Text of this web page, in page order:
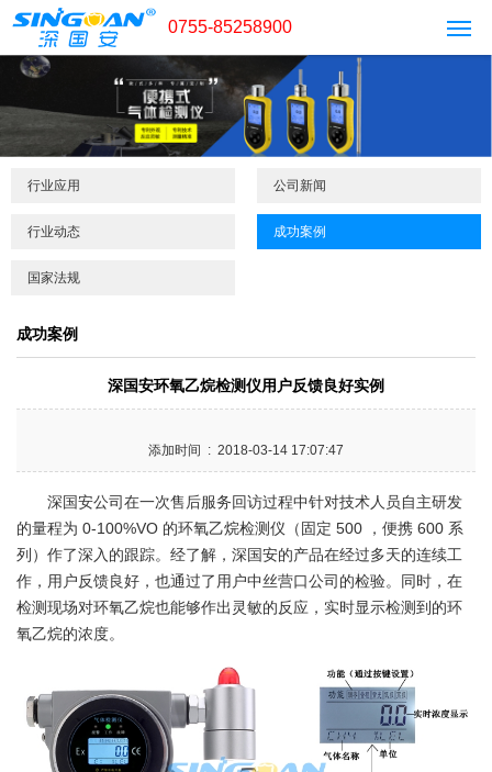
0755-85258900
行业应用 公司新闻
行业动态 成功案例
国家法规
成功案例
深国安环氧乙烷检测仪用户反馈良好实例
添加时间 : 2018-03-14 17:07:47
深国安公司在一次售后服务回访过程中针对技术人员自主研发
的量程为 0-100%VO 的环氧乙烷检测仪（固定 500 ，便携 600 系
列）作了深入的跟踪。经了解，深国安的产品在经过多天的连续工
作，用户反馈良好，也通过了用户中丝营口公司的检验。同时，在
检测现场对环氧乙烷也能够作出灵敏的反应，实时显示检测到的环
氧乙烷的浓度。